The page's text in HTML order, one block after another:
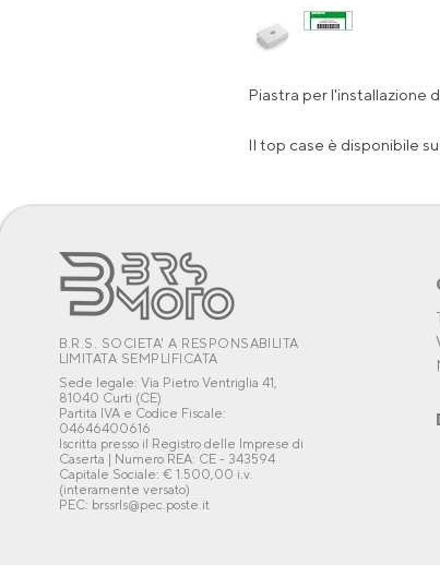
Piastra per l'installazione
Il top case è disponibile
B.R.S. SOCIETA' A RESPONSABILITA
LIMITATA SEMPLIFICATA
Sede legale: Via Pietro Ventriglia 41,
81040 Curti (CE)
Partita IVA e Codice Fiscale:
04646400616
Iscritta presso il Registro delle Imprese di
Caserta | Numero REA: CE - 343594
Capitale Sociale: € 1.500,00 i.v.
(interamente versato)
PEC: brssrls@pec.poste.it